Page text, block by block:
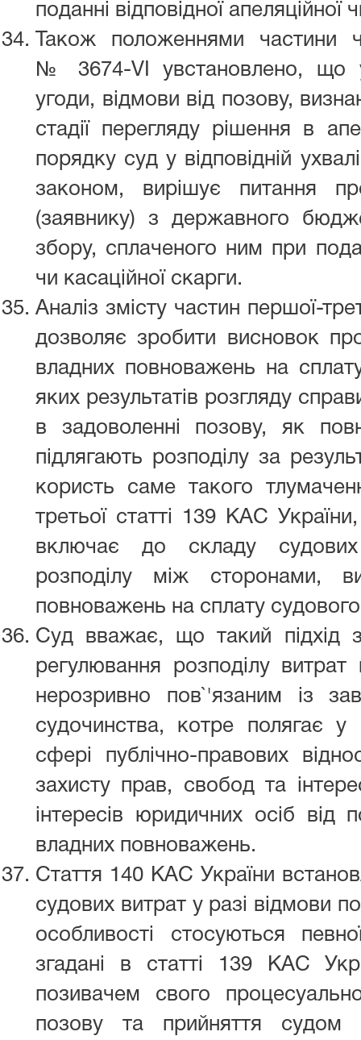
поданні відповідної апеляційної
Також положеннями частини
№ 3674-VI увстановлено, що
угоди, відмови від позову,
стадії перегляду рішення в
порядку суд у відповідній
законом, вирішує питання
(заявнику) з державного
збору, сплаченого ним при
чи касаційної скарги.
Аналіз змісту частин першої-
дозволяє зробити висновок
владних повноважень на
яких результатів розгляду
в задоволенні позову, як
підлягають розподілу за
користь саме такого
третьої статті 139 КАС
включає до складу судових
розподілу між сторонами,
повноважень на сплату
Суд вважає, що такий підхід
регулювання розподілу
нерозривно пов`'язаним із
судочинства, котре полягає у
сфері публічно-правових
захисту прав, свобод та
інтересів юридичних осіб від
владних повноважень.
Стаття 140 КАС України
судових витрат у разі відмови
особливості стосуються
згадані в статті 139 КАС
позивачем свого
позову та прийняття судом